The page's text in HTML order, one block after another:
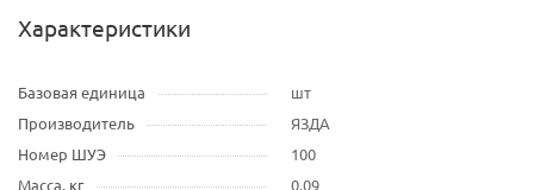
Характеристики
Базовая единица
шт
Производитель
ЯЗДА
Номер ШУЭ
100
Масса, кг
0.09